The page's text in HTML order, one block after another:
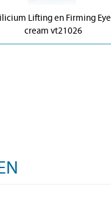
Lifting en Firming Eye
cream vt21026